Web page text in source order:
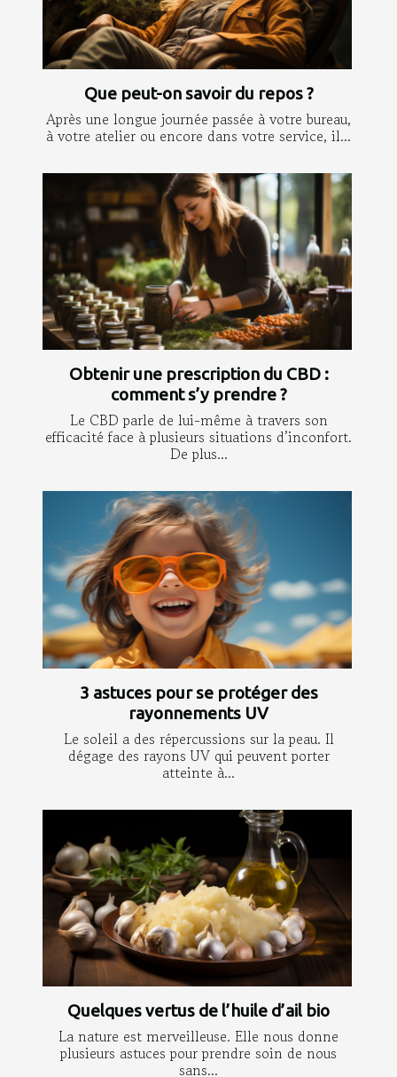
Que peut-on savoir du repos ?
Après une longue journée passée à votre bureau,
à votre atelier ou encore dans votre service, il...
Obtenir une prescription du CBD :
comment s’y prendre ?
Le CBD parle de lui-même à travers son
efficacité face à plusieurs situations d’inconfort.
De plus...
3 astuces pour se protéger des
rayonnements UV
Le soleil a des répercussions sur la peau. Il
dégage des rayons UV qui peuvent porter
atteinte à...
Quelques vertus de l’huile d’ail bio
La nature est merveilleuse. Elle nous donne
plusieurs astuces pour prendre soin de nous
sans...